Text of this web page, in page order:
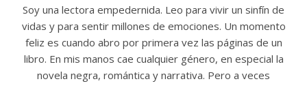
Soy una lectora empedernida. Leo para vivir un sinfín de
vidas y para sentir millones de emociones. Un momento
feliz es cuando abro por primera vez las páginas de un
libro. En mis manos cae cualquier género, en especial la
novela negra, romántica y narrativa. Pero a veces